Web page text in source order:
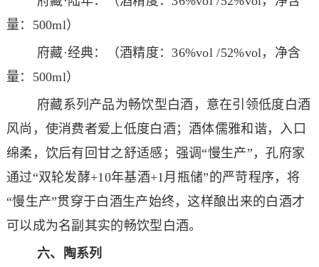
量：500ml）
府藏·经典：（酒精度：36%vol /52%vol，净含
量：500ml）
府藏系列产品为畅饮型白酒，意在引领低度白酒
风尚，使消费者爱上低度白酒；酒体儒雅和谐，入口
绵柔，饮后有回甘之舒适感；强调 “慢生产”，孔府家
通过“双轮发酵+10年基酒+1月瓶储”的严苛程序，将
“慢生产”贯穿于白酒生产始终，这样酿出来的白酒才
可以成为名副其实的畅饮型白酒。
六、陶系列